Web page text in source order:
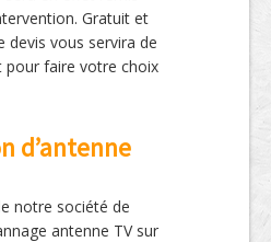
Gratuit et
devis vous servira de
pour faire votre choix
d’antenne
notre société de
antenne TV sur